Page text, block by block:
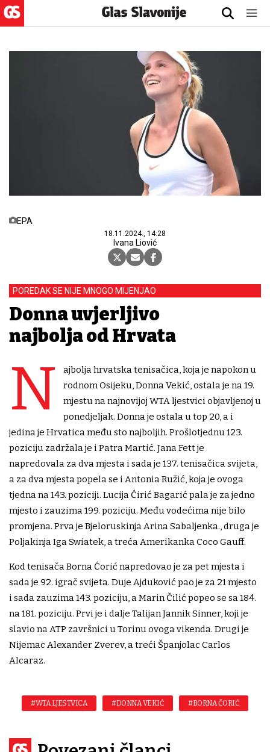
EPA
18.11.2024., 14:28
Ivana Liović
POREDAK SE NIJE MNOGO MIJENJAO
Donna uvjerljivo
najbolja od Hrvata
N
ajbolja hrvatska tenisačica, koja je napokon u
rodnom Osijeku, Donna Vekić, ostala je na 19.
mjestu na najnovijoj WTA ljestvici objavljenoj u
ponedjeljak. Donna je ostala u top 20, a i
jedina je Hrvatica među sto najboljih. Prošlotjednu 123.
poziciju zadržala je i Patra Martić. Jana Fett je
napredovala za dva mjesta i sada je 137. tenisačica svijeta,
a za dva mjesta popela se i Antonia Ružić, koja je ovoga
tjedna na 143. poziciji. Lucija Ćirić Bagarić pala je za jedno
mjesto i zauzima 199. poziciju. Među vodećima nije bilo
promjena. Prva je Bjeloruskinja Arina Sabaljenka., druga je
Poljakinja Iga Swiatek, a treća Amerikanka Coco Gauff.
Kod tenisača Borna Ćorić napredovao je za pet mjesta i
sada je 92. igrač svijeta. Duje Ajduković pao je za 21 mjesto
i sada zauzima 143. poziciju, a Marin Čilić popeo se sa 184.
na 181. poziciju. Prvi je i dalje Talijan Jannik Sinner, koji je
slavio na ATP završnici u Torinu ovoga vikenda. Drugi je
Nijemac Alexander Zverev, a treći Španjolac Carlos
Alcaraz.
#WTA LJESTVICA #DONNA VEKIĆ #BORNA ČORIĆ